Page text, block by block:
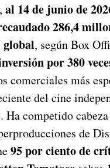
al 14 de junio de
286,4
global, según Box
por 380
comerciales más
del cine
Ha competido
de
95 por ciento de